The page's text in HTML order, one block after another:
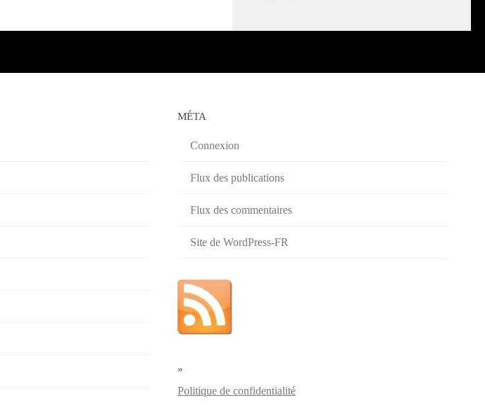
MÉTA
Connexion
Flux des publications
Flux des commentaires
Site de WordPress-FR
»
Politique de confidentialité